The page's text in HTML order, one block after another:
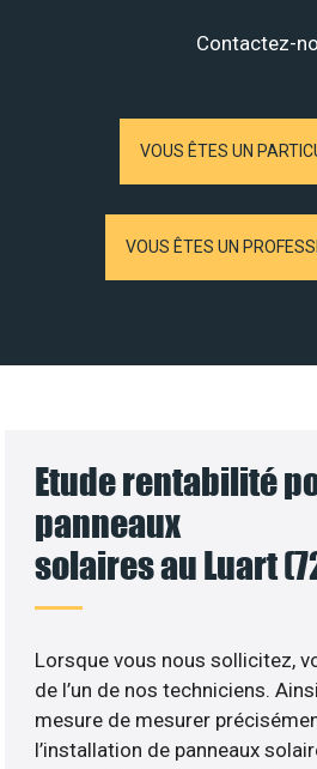
Contactez-
VOUS ÊTES UN
VOUS ÊTES UN
Etude rentabilité
panneaux
solaires au Luart
Lorsque vous nous sollicitez,
de l’un de nos techniciens.
mesure de mesurer
l’installation de panneaux